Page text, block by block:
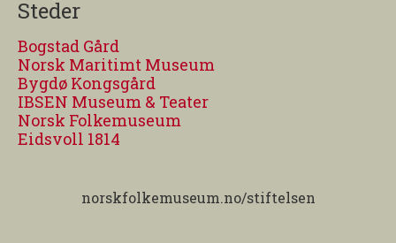
Steder
Bogstad Gård
Norsk Maritimt Museum
Bygdø Kongsgård
IBSEN Museum & Teater
Norsk Folkemuseum
Eidsvoll 1814
norskfolkemuseum.no/stiftelsen